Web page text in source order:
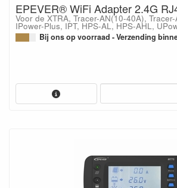
EPEVER® WiFi Adapter 2.4G
Voor de XTRA, Tracer-AN(10-40A),
IPower-Plus, IPT, HPS-AL, HPS-AHL,
Bij ons op voorraad - Verzending